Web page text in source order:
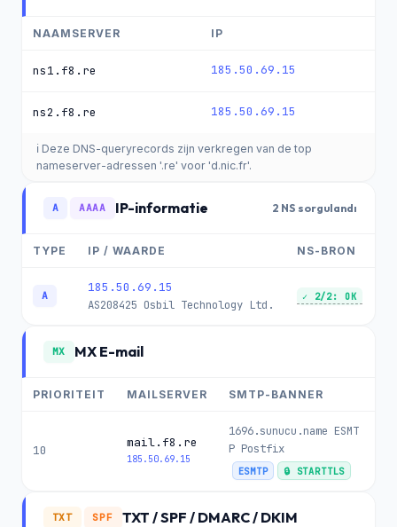
NAAMSERVER IP
ns1.f8.re 185.50.69.15
ns2.f8.re 185.50.69.15
ℹ️ Deze DNS-queryrecords zijn verkregen van de top
nameserver-adressen '.re' voor 'd.nic.fr'.
A AAAA IP-informatie 2 NS sorgulandı
TYPE IP / WAARDE NS-BRON
A
185.50.69.15
AS208425 Osbil Technology Ltd.
✓ 2/2: OK
MX MX E-mail
PRIORITEIT MAILSERVER SMTP-BANNER
10
mail.f8.re
185.50.69.15
1696.sunucu.name ESMT
P Postfix
ESMTP 🔒 STARTTLS
TXT SPF TXT / SPF / DMARC / DKIM